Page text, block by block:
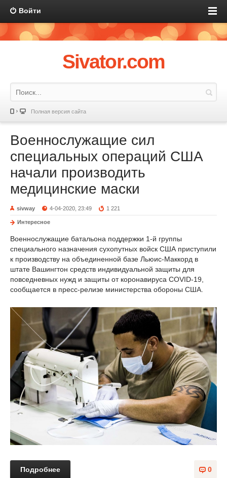
Войти
Sivator.com
Полная версия сайта
Военнослужащие сил
специальных операций США
начали производить
медицинские маски
sivway 4-04-2020, 23:49 1 221
Интересное
Военнослужащие батальона поддержки 1-й группы
специального назначения сухопутных войск США приступили
к производству на объединенной базе Льюис-Маккорд в
штате Вашингтон средств индивидуальной защиты для
повседневных нужд и защиты от коронавируса COVID-19,
сообщается в пресс-релизе министерства обороны США.
0
Подробнее